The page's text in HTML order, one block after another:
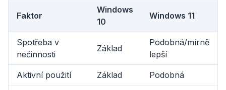
Faktor
Windows
10
Windows 11
Spotřeba v
nečinnosti
Základ
Podobná/mírně
lepší
Aktivní použití Základ Podobná